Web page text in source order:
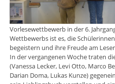
Vorlesewettbewerb in der 6.
Wettbewerbs ist es, die
begeistern und ihre Freude am
In der vergangenen Woche traten
(Vanessa Lecker, Levi Otto, Marco
Darian Doma, Lukas Kunze)